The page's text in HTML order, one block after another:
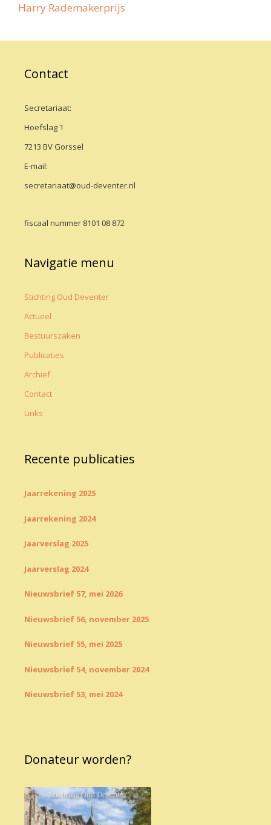
Harry Rademakerprijs
Contact
Secretariaat:
Hoefslag 1
7213 BV Gorssel
E-mail:
secretariaat@oud-deventer.nl
fiscaal nummer 8101 08 872
Navigatie menu
Stichting Oud Deventer
Actueel
Bestuurszaken
Publicaties
Archief
Contact
Links
Recente publicaties
Jaarrekening 2025
Jaarrekening 2024
Jaarverslag 2025
Jaarverslag 2024
Nieuwsbrief 57, mei 2026
Nieuwsbrief 56, november 2025
Nieuwsbrief 55, mei 2025
Nieuwsbrief 54, november 2024
Nieuwsbrief 53, mei 2024
Donateur worden?